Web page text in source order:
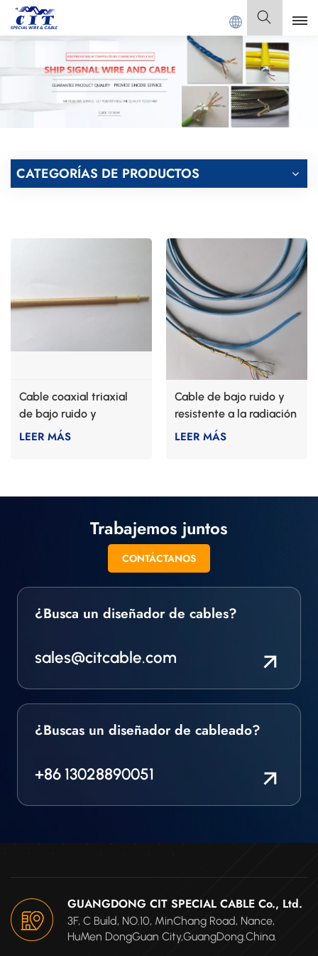
CIT SPECIAL CABLE Co., Ltd. Español
English
Français
Italiano
Español
CATEGORÍAS DE PRODUCTOS
Cable coaxial triaxial
de bajo ruido y
resistente a la radiación
LEER MÁS
Cable de bajo ruido y
resistente a la radiación
LEER MÁS
Trabajemos juntos
CONTÁCTANOS
¿Busca un diseñador de cables?
sales@citcable.com
¿Buscas un diseñador de cableado?
+86 13028890051
GUANGDONG CIT SPECIAL CABLE Co., Ltd.
3F, C Build, NO.10, MinChang Road, Nance,
HuMen DongGuan City,GuangDong.China.